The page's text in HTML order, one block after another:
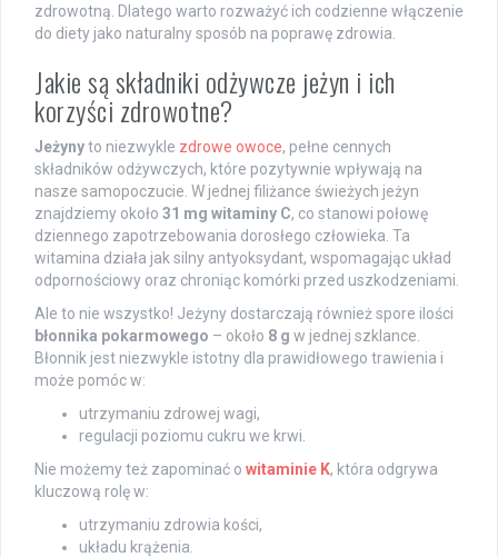
zdrowotną. Dlatego warto rozważyć ich codzienne włączenie
do diety jako naturalny sposób na poprawę zdrowia.
Jakie są składniki odżywcze jeżyn i ich
korzyści zdrowotne?
Jeżynyto niezwykle zdrowe owoce, pełne cennych
składników odżywczych, które pozytywnie wpływają na
nasze samopoczucie. W jednej filiżance świeżych jeżyn
znajdziemy około 31 mg witaminy C, co stanowi połowę
dziennego zapotrzebowania dorosłego człowieka. Ta
witamina działa jak silny antyoksydant, wspomagając układ
odpornościowy oraz chroniąc komórki przed uszkodzeniami.
Ale to nie wszystko! Jeżyny dostarczają również spore ilości
błonnika pokarmowego – około 8 g w jednej szklance.
Błonnik jest niezwykle istotny dla prawidłowego trawienia i
może pomóc w:
utrzymaniu zdrowej wagi,
regulacji poziomu cukru we krwi.
Nie możemy też zapominać o witaminie K, która odgrywa
kluczową rolę w:
utrzymaniu zdrowia kości,
układu krążenia.